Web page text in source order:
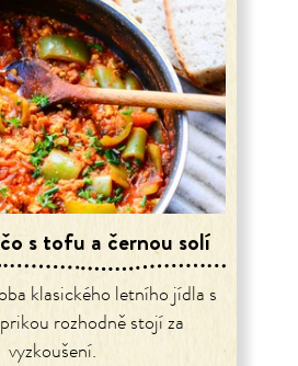
s tofu a černou solí
klasického letního jídla s
rozhodně stojí za
vyzkoušení.